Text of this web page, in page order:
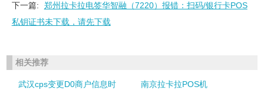
下一篇:
郑州拉卡拉电签华智融（7220）报错：扫码/银行卡POS
私钥证书未下载，请先下载
相关推荐
武汉cps变更D0商户信息时
南京拉卡拉POS机